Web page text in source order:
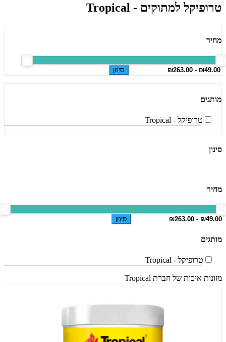
טרופיקל למתוקים - Tropical
מחיר
סינון
מותגים
טרופיקל - Tropical
סינון
מחיר
סינון
מותגים
טרופיקל - Tropical
מזונות איכות של חברת Tropical